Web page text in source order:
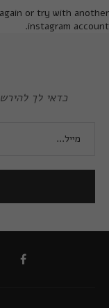
or try with another
instagram account.
כדאי לך